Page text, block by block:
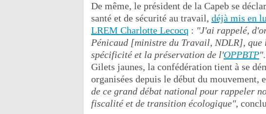
De même, le président de la Capeb se
santé et de sécurité au travail, déjà mis en
LREM Charlotte Lecocq : "J'ai rappelé,
Pénicaud [ministre du Travail, NDLR], que
spécificité et la préservation de l'OPPBTP"
Gilets jaunes, la confédération tient à se
organisées depuis le début du mouvement,
de ce grand débat national pour rappeler
fiscalité et de transition écologique",